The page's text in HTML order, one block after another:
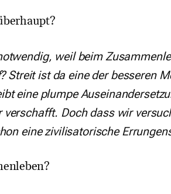
weil beim
Streit ist da eine der besseren
eine plumpe
Doch dass wir
eine zivilisatorische